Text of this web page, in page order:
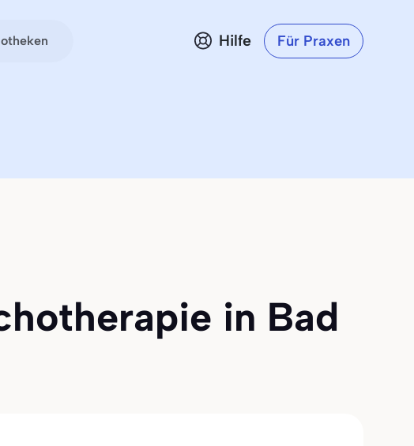
Hilfe Für Praxen
in Bad